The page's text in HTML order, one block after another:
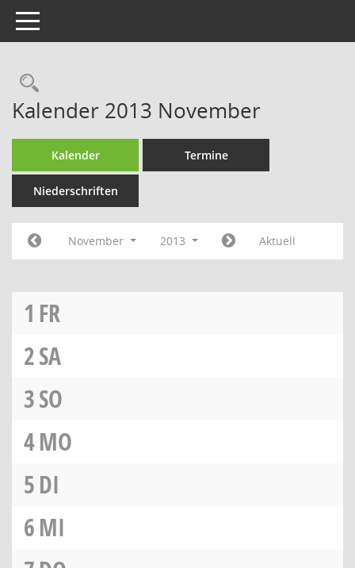
Toggle navigation
Rechercheauswahl
Kalender 2013 November
Kalender Termine
Niederschriften
November 2013 Aktuell
1 FR
2SA
3SO
4MO
5DI
6MI